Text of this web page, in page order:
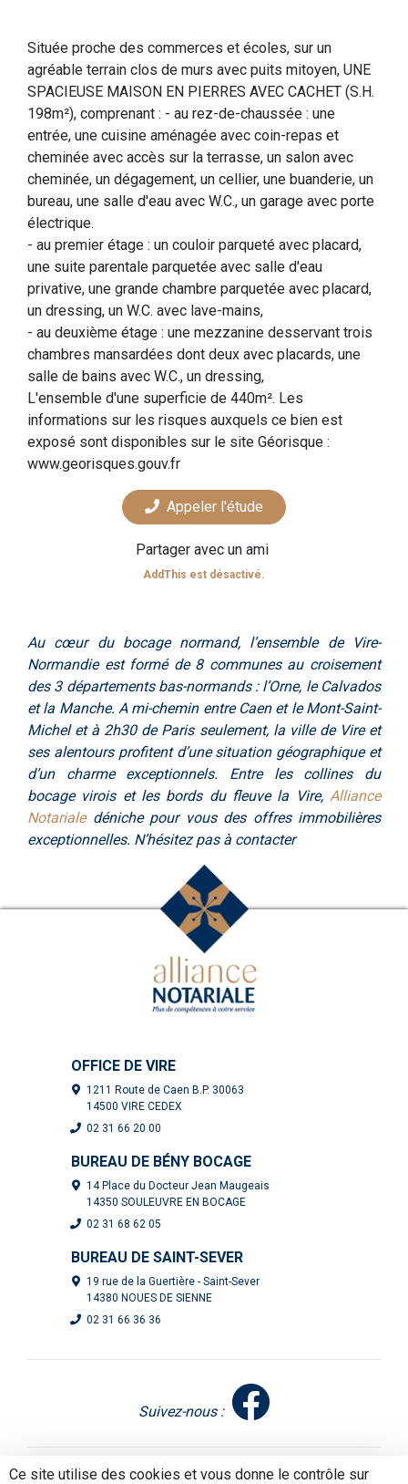
Située proche des commerces et écoles, sur un
agréable terrain clos de murs avec puits mitoyen, UNE
SPACIEUSE MAISON EN PIERRES AVEC CACHET (S.H.
198m²), comprenant : - au rez-de-chaussée : une
entrée, une cuisine aménagée avec coin-repas et
cheminée avec accès sur la terrasse, un salon avec
cheminée, un dégagement, un cellier, une buanderie, un
bureau, une salle d'eau avec W.C., un garage avec porte
électrique.
- au premier étage : un couloir parqueté avec placard,
une suite parentale parquetée avec salle d'eau
privative, une grande chambre parquetée avec placard,
un dressing, un W.C. avec lave-mains,
- au deuxième étage : une mezzanine desservant trois
chambres mansardées dont deux avec placards, une
salle de bains avec W.C., un dressing,
L'ensemble d'une superficie de 440m². Les
informations sur les risques auxquels ce bien est
exposé sont disponibles sur le site Géorisque :
www.georisques.gouv.fr
Appeler l'étude
Partager avec un ami
AddThis est désactivé.
Au cœur du bocage normand, l’ensemble de Vire-
Normandie est formé de 8 communes au croisement
des 3 départements bas-normands : l’Orne, le Calvados
et la Manche. A mi-chemin entre Caen et le Mont-Saint-
Michel et à 2h30 de Paris seulement, la ville de Vire et
ses alentours profitent d’une situation géographique et
d’un charme exceptionnels. Entre les collines du
bocage virois et les bords du fleuve la Vire, Alliance
Notarialedéniche pour vous des offres immobilières
exceptionnelles. N’hésitez pas à contacter
OFFICE DE VIRE
1211 Route de Caen B.P. 30063
14500 VIRE CEDEX
02 31 66 20 00
BUREAU DE BÉNY BOCAGE
14 Place du Docteur Jean Maugeais
14350 SOULEUVRE EN BOCAGE
02 31 68 62 05
BUREAU DE SAINT-SEVER
19 rue de la Guertière - Saint-Sever
14380 NOUES DE SIENNE
02 31 66 36 36
Suivez-nous :
Mentions légales|Politique de confidentialité- Réalisation
Ce site utilise des cookies et vous donne le contrôle sur